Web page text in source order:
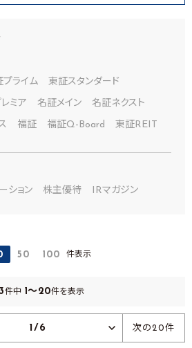
プライム 東証スタンダード
ミア 名証メイン 名証ネクスト
福証 福証Q-Board 東証REIT
ション 株主優待 IRマガジン
50 100 件表示
件中 1～20件を表示
1/6 次の20件